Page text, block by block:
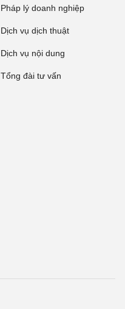
Pháp lý doanh nghiệp
Dịch vụ dịch thuật
Dịch vụ nội dung
Tổng đài tư vấn